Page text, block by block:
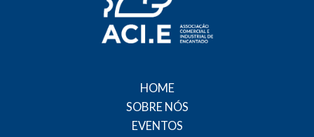
HOME
SOBRE NÓS
EVENTOS